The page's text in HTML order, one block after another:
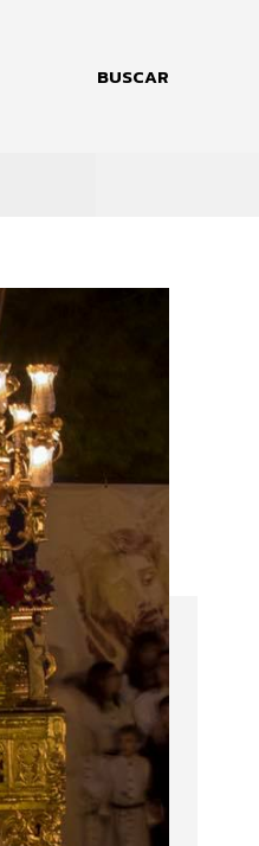
BUSCAR